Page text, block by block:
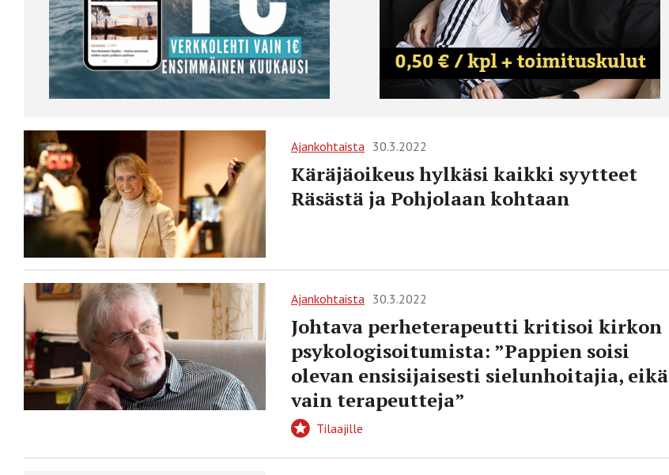
Ajankohtaista 30.3.2022
Käräjäoikeus hylkäsi kaikki syytteet
Räsästä ja Pohjolaan kohtaan
Ajankohtaista 30.3.2022
Johtava perheterapeutti kritisoi kirkon
psykologisoitumista: ”Pappien soisi
olevan ensisijaisesti sielunhoitajia, eikä
vain terapeutteja”
Tilaajille